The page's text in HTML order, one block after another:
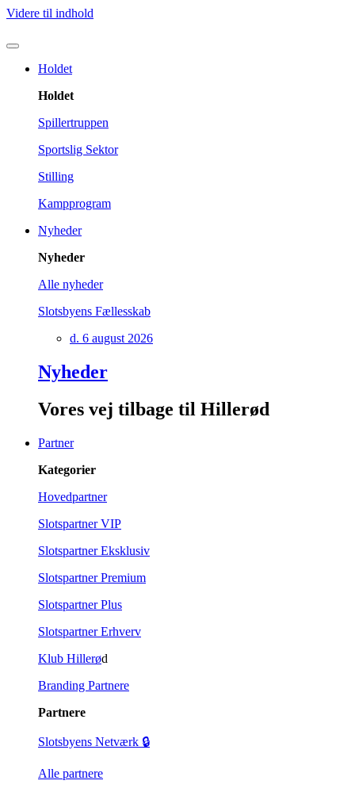
Videre til indhold
Holdet
Holdet
Spillertruppen
Sportslig Sektor
Stilling
Kampprogram
Nyheder
Nyheder
Alle nyheder
Slotsbyens Fællesskab
d. 6 august 2026
Nyheder
Vores vej tilbage til Hillerød
Partner
Kategorier
Hovedpartner
Slotspartner VIP
Slotspartner Eksklusiv
Slotspartner Premium
Slotspartner Plus
Slotspartner Erhverv
Klub Hillerød
Branding Partnere
Partnere
Slotsbyens Netværk 🔒
Alle partnere